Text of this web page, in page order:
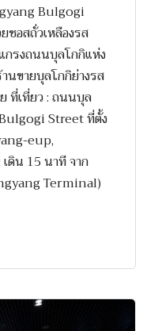
Bulgogi
ซอสถั่วเหลืองรส
กรงถนนบุลโกกิแห่ง
านขายบุลโกกิย่างรส
ที่เที่ยว : ถนนบุล
Street ที่ตั้ง
eup,
ดิน 15 นาที จาก
Terminal)